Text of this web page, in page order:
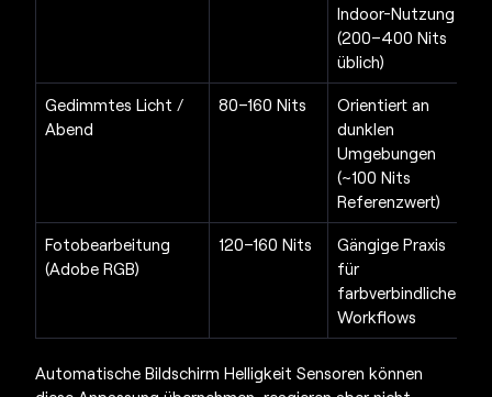
Indoor-Nutzung
(200–400 Nits
üblich)
Gedimmtes Licht /
Abend
80–160 Nits
Orientiert an
dunklen
Umgebungen
(~100 Nits
Referenzwert)
Fotobearbeitung
(Adobe RGB)
120–160 Nits
Gängige Praxis
für
farbverbindliche
Workflows
AutomatischeBildschirm Helligkeit Sensoren können